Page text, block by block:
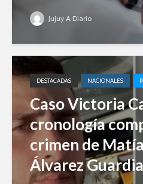
Jujuy A Diario
DESTACADAS NACIONALES
Caso Victoria
cronología
crimen de
Álvarez